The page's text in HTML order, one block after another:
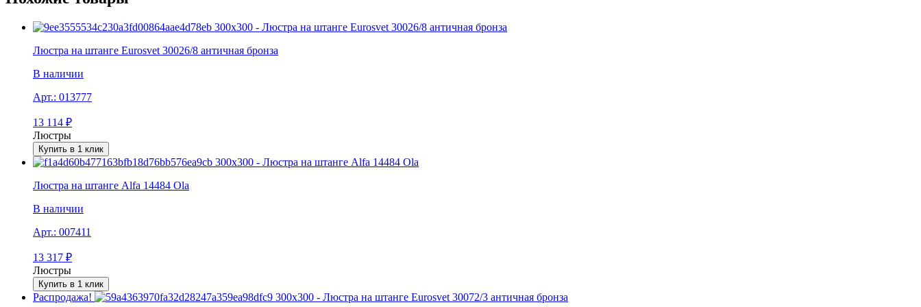
Люстра на штанге Eurosvet 30026/8 античная бронза
В наличии
Арт.: 013777
13 114 ₽
Люстры
Купить в 1 клик
Люстра на штанге Alfa 14484 Ola
В наличии
Арт.: 007411
13 317 ₽
Люстры
Купить в 1 клик
Распродажа!